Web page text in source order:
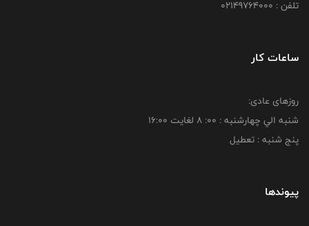
تلفن : 02149764000
ساعات کار
روزهای عادی:
شنبه الي چهارشنبه : 00: 8 لغايت 16:00
پنج شنبه : تعطیل
پیوندها